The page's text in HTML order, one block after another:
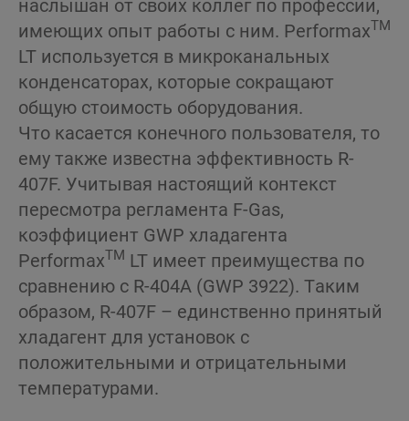
имеющих опыт работы с ним. PerformaxTM
LT используется в микроканальных
конденсаторах, которые сокращают
общую стоимость оборудования.
Что касается конечного пользователя, то
ему также известна эффективность R-
407F. Учитывая настоящий контекст
пересмотра регламента F-Gas,
коэффициент GWP хладагента
PerformaxTM LT имеет преимущества по
сравнению с R-404A (GWP 3922). Таким
образом, R-407F – единственно принятый
хладагент для установок с
положительными и отрицательными
температурами.